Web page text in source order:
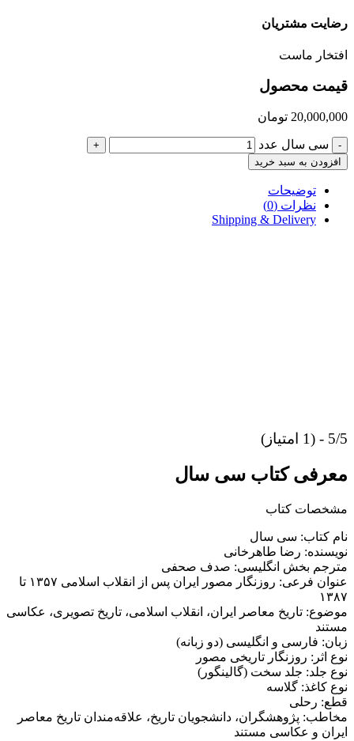
رضایت مشتریان
افتخار ماست
قیمت محصول
20,000,000 تومان
- سی سال عدد
+
افزودن به سبد خرید
توضیحات
نظرات (0)
Shipping & Delivery
5/5 - (1 امتیاز)
معرفی کتاب سی سال
مشخصات کتاب
نام کتاب: سی سال
نویسنده: رضا طاهرخانی
مترجم بخش انگلیسی: صدف صحفی
عنوان فرعی: روزنگار مصور ایران پس از انقلاب اسلامی ۱۳۵۷ تا
۱۳۸۷
موضوع: تاریخ معاصر ایران، انقلاب اسلامی، تاریخ تصویری، عکاسی
مستند
زبان: فارسی و انگلیسی (دو زبانه)
نوع اثر: روزنگار تاریخی مصور
نوع جلد: جلد سخت (گالینگور)
نوع کاغذ: گلاسه
قطع: رحلی
مخاطب: پژوهشگران، دانشجویان تاریخ، علاقه‌مندان تاریخ معاصر
ایران و عکاسی مستند